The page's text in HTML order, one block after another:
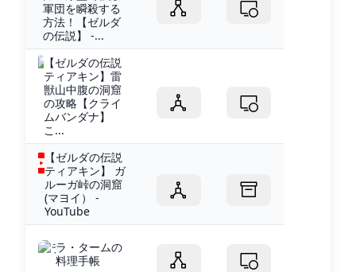
軍団を瞬殺する
方法！【ゼルダ
の伝説】 -...
【ゼルダの伝説
ティアキン】雷
獣山中腹の洞窟
の攻略【クライ
ムバンダナ】
こ...
【ゼルダの伝説
ティアキン】 ガ
ルーガ峠の洞窟
(マヨイ） -
YouTube
ラ・タームの
料理手帳